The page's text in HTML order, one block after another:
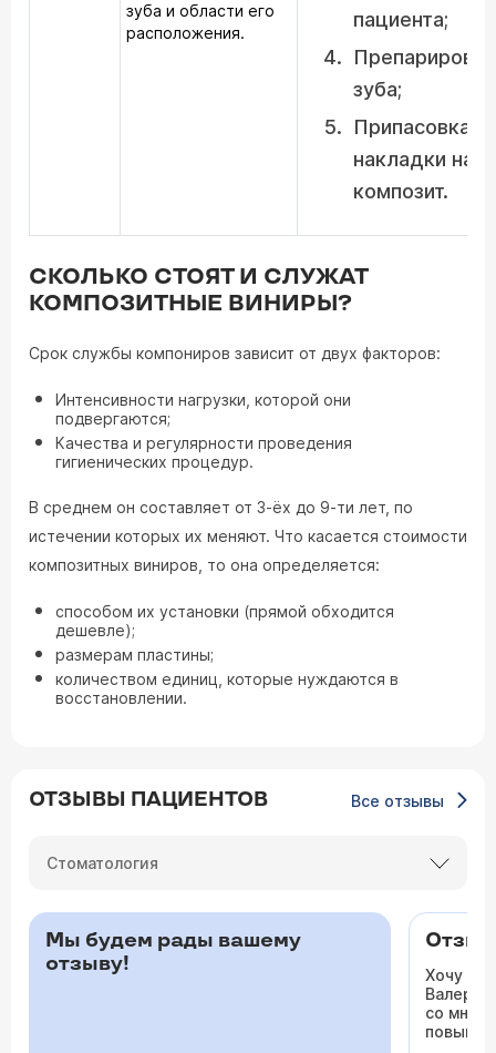
зуба и области его
расположения.
пациента;
зуба;
Припасовка
накладки на
композит.
СКОЛЬКО СТОЯТ И СЛУЖАТ
КОМПОЗИТНЫЕ ВИНИРЫ?
Срок службы компониров зависит от двух факторов:
Интенсивности нагрузки, которой они
подвергаются;
Качества и регулярности проведения
гигиенических процедур.
В среднем он составляет от 3-ёх до 9-ти лет, по
истечении которых их меняют. Что касается стоимости
композитных виниров, то она определяется:
способом их установки (прямой обходится
дешевле);
размерам пластины;
количеством единиц, которые нуждаются в
восстановлении.
ОТЗЫВЫ ПАЦИЕНТОВ Все отзывы
Стоматология
Мы будем рады вашему
отзыву!
Хочу
со мной